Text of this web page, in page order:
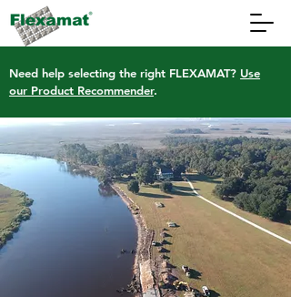
Need help selecting the right FLEXAMAT? Use
our Product Recommender.